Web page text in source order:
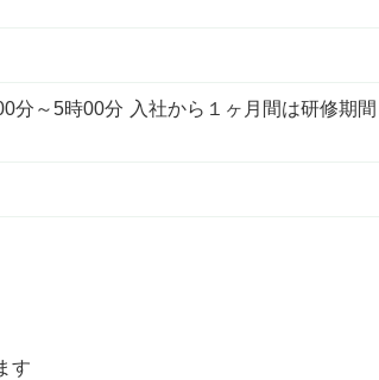
～5時00分 入社から１ヶ月間は研修期
す